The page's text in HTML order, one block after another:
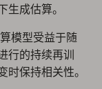
生成估算。
模型受益于随
行的持续再训
时保持相关性。